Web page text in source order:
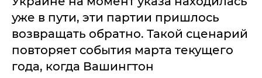
уже в пути, эти партии пришлось
возвращать обратно. Такой сценарий
повторяет события марта текущего
года, когда Вашингтон